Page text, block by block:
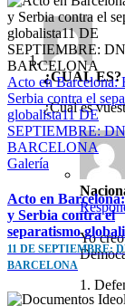
Acto en Barcelona:
Serbia contra el
globalista11 DE
SEPTIEMBRE:
BARCELONA
Galería
Acto en
y Serbia contra el
separatismo
11 DE SEPTIEMBRE:
BARCELONA
¿CUAL ES?
¿Cual es
Yo
1.